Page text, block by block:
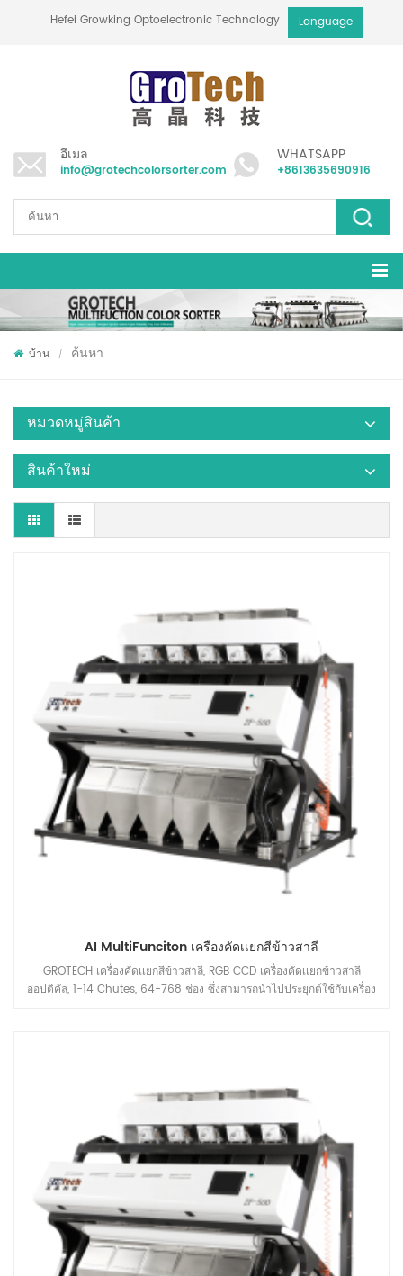
Hefei Growking Optoelectronic Technology Co.,Ltd
Language
อีเมล
info@grotechcolorsorter.com
WHATSAPP
+8613635690916
บ้าน / ค้นหา
หมวดหมู่สินค้า
สินค้าใหม่
AI MultiFunciton เครื่องคัดเเยกสีข้าวสาลี
GROTECH เครื่องคัดเเยกสีข้าวสาลี, RGB CCD เครื่องคัดเเยกข้าวสาลี
ออปติคัล, 1-14 Chutes, 64-768 ช่อง ซึ่งสามารถนำไปประยุกต์ใช้กับเครื่อง